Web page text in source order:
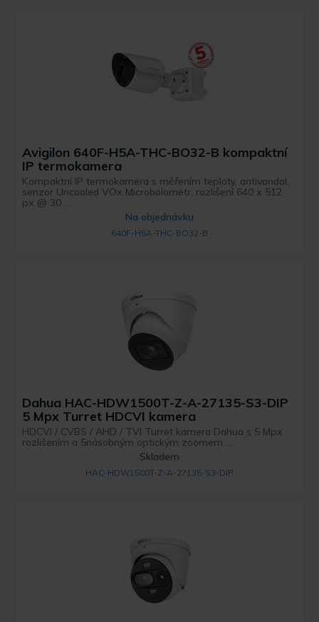
Avigilon 640F-H5A-THC-BO32-B kompaktní
IP termokamera
Kompaktní IP termokamera s měřením teploty, antivandal,
senzor Uncooled VOx Microbolometr, rozlišení 640 x 512
px @ 30 ...
Na objednávku
640F-H5A-THC-BO32-B
Dahua HAC-HDW1500T-Z-A-27135-S3-DIP
5 Mpx Turret HDCVI kamera
HDCVI / CVBS / AHD / TVI Turret kamera Dahua s 5 Mpx
rozlišením a 5násobným optickým zoomem. ...
Skladem
HAC-HDW1500T-Z-A-27135-S3-DIP